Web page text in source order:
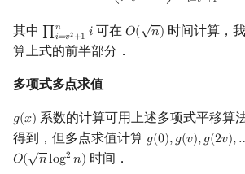
其中 ∏𝑛
𝑖=𝑣2+1 𝑖
∏i=v2+1 n 可在𝑂(
√
𝑛)
O(n)
时间计算，
算上式的前半部分．
多项式多点求值
𝑔(𝑥)
g(x) 系数的计算可用上述多项式平移算
得到，但多点求值计算 𝑔(0),𝑔(𝑣),𝑔(2𝑣),
g(0),g(v),g(2v),… ,g
𝑂(
√
𝑛log2 𝑛)
O(nlog2n) 时间．